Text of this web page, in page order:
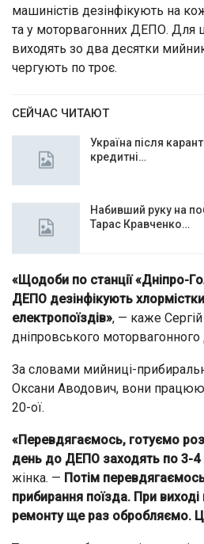
машиністів дезінфікують на
та у моторвагонних ДЕПО. Для
виходять зо два десятки
чергують по троє.
СЕЙЧАС ЧИТАЮТ
Україна після
кредитні…
Набивший руку на
Тарас Кравченко…
«Щодоби по станції «Дніпро-
ДЕПО дезінфікують
електропоїздів», — каже
дніпровського
За словами мийниці-
Оксани Аводович, вони
20-ої.
«Перевдягаємось, готуємо
день до ДЕПО заходять по 3-4
жінка. — Потім
прибирання поїзда. При
ремонту ще раз обробляємо.